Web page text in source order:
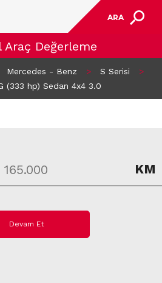
ARA
Araç Değerleme
Mercedes - Benz > S Serisi
>
(333 hp) Sedan 4x4 3.0
KM
Devam Et